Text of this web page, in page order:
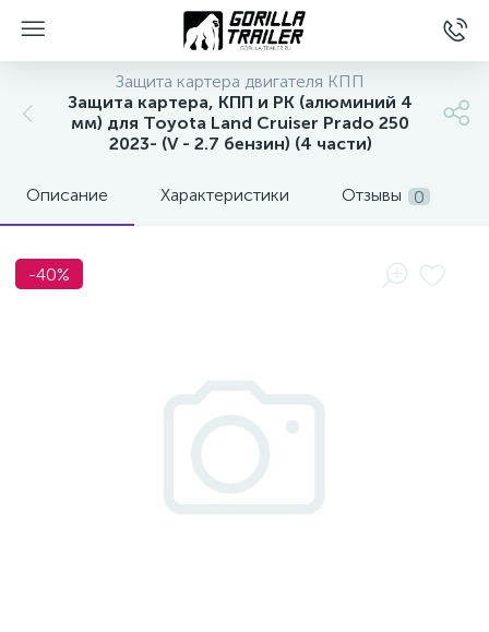
Защита картера двигателя КПП
Защита картера, КПП и РК (алюминий 4
мм) для Toyota Land Cruiser Prado 250
2023- (V - 2.7 бензин) (4 части)
Описание Характеристики Отзывы 0
-40%